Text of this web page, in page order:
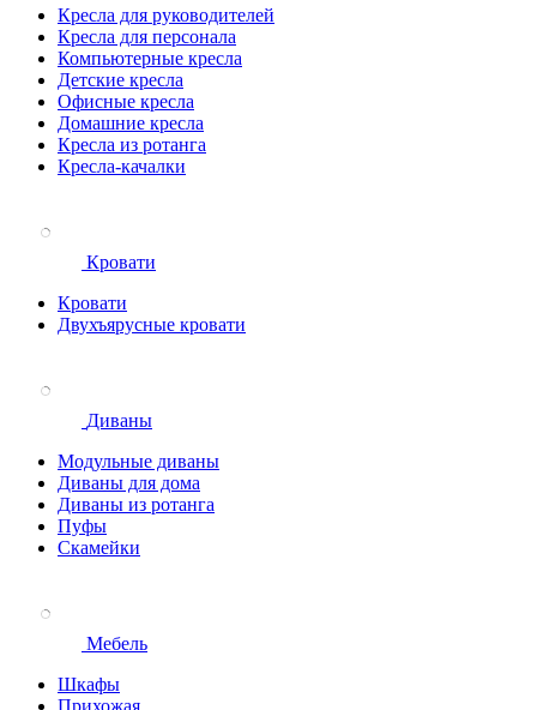
Кресла для руководителей
Кресла для персонала
Компьютерные кресла
Детские кресла
Офисные кресла
Домашние кресла
Кресла из ротанга
Кресла-качалки
Кровати
Кровати
Двухъярусные кровати
Диваны
Модульные диваны
Диваны для дома
Диваны из ротанга
Пуфы
Скамейки
Мебель
Шкафы
Прихожая